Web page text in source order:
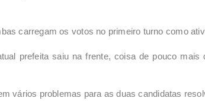
carregam os votos no primeiro turno como
prefeita saiu na frente, coisa de pouco
vários problemas para as duas candidatas